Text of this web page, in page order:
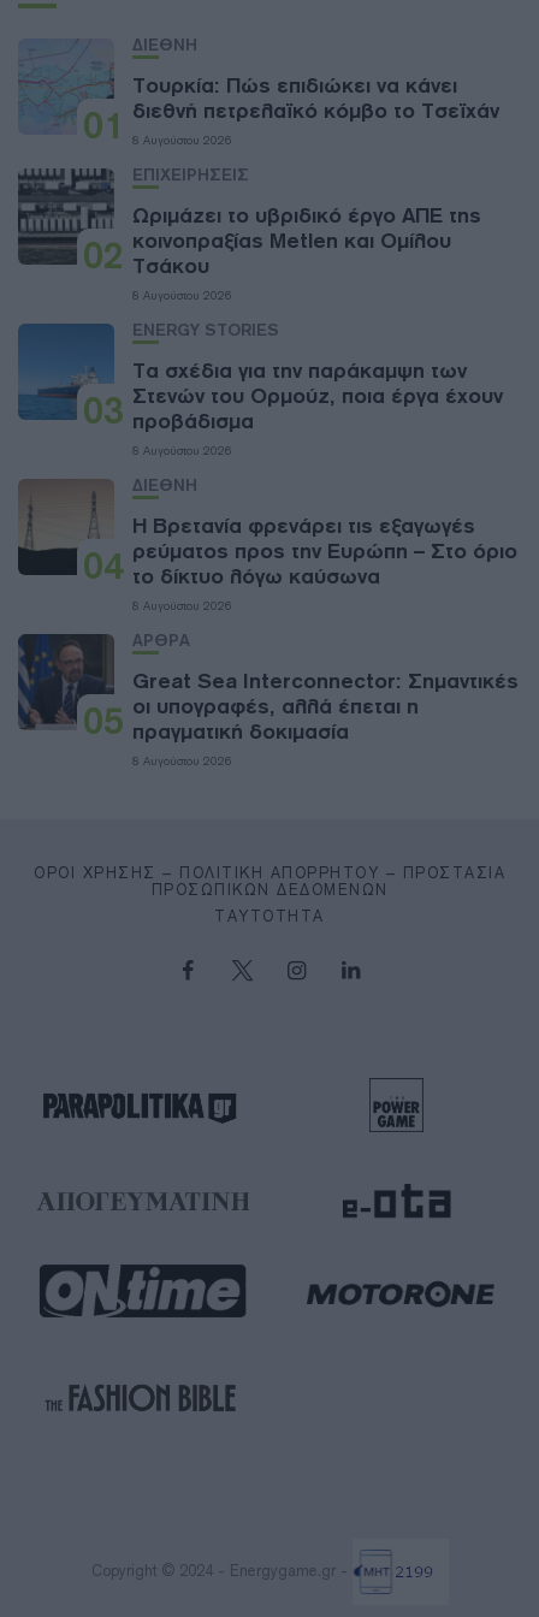
01
ΔΙΕΘΝΗ
Τουρκία: Πώς επιδιώκει να κάνει
διεθνή πετρελαϊκό κόμβο το Τσεϊχάν
8 Αυγούστου 2026
02
ΕΠΙΧΕΙΡΗΣΕΙΣ
Ωριμάζει το υβριδικό έργο ΑΠΕ της
κοινοπραξίας Metlen και Ομίλου
Τσάκου
8 Αυγούστου 2026
03
ENERGY STORIES
Τα σχέδια για την παράκαμψη των
Στενών του Ορμούζ, ποια έργα έχουν
προβάδισμα
8 Αυγούστου 2026
04
ΔΙΕΘΝΗ
Η Βρετανία φρενάρει τις εξαγωγές
ρεύματος προς την Ευρώπη – Στο όριο
το δίκτυο λόγω καύσωνα
8 Αυγούστου 2026
05
ΑΡΘΡΑ
Great Sea Interconnector: Σημαντικές
οι υπογραφές, αλλά έπεται η
πραγματική δοκιμασία
8 Αυγούστου 2026
ΌΡΟΙ ΧΡΉΣΗΣ – ΠΟΛΙΤΙΚΉ ΑΠΟΡΡΉΤΟΥ – ΠΡΟΣΤΑΣΊΑ
ΠΡΟΣΩΠΙΚΏΝ ΔΕΔΟΜΈΝΩΝ
ΤΑΥΤΌΤΗΤΑ
Copyright © 2024 - Energygame.gr -